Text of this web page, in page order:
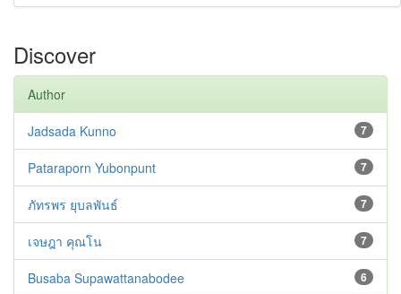
Discover
Author
7
Jadsada Kunno
7
Pataraporn Yubonpunt
7
ภัทรพร ยุบลพันธ์
7
เจษฎา คุณโน
6
Busaba Supawattanabodee